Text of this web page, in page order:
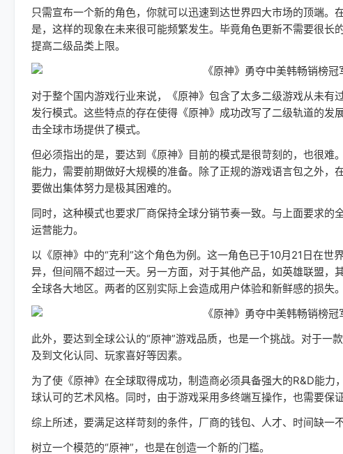
只需宣布一个新的角色，你就可以迅速到达世界四大市场的顶端。
是，这样的现象在未来很可能频繁发生。毕竟角色更新不需要很长
提高二级品类上限。
对于整个国内游戏行业来说，《原神》包含了太多二级游戏从未
发行模式。这些特点的存在使得《原神》成功改写了二级轨道的
击全球市场提供了模式。
但必须指出的是，要达到《原神》目前的模式是很苛刻的，也很
能力，需要前期做好大规模的准备。除了正规的游戏语言包之外，
要做出集体努力是极其困难的。
同时，这种模式也要求厂商保持全球分销节奏一致。与上面要求
运营能力。
以《原神》中的“克利”这个角色为例。这一角色已于10月21日在
异，但间隔不超过一天。另一方面，对于其他产品，如英雄联盟
全球各大地区。两者的区别实际上会造成用户体验和新鲜感的损失。
此外，要达到全球公认的“原神”游戏品质，也是一个挑战。对于
及到文化认同、玩家喜好等因素。
为了使《原神》在全球取得成功，制造商必须具备强大的R&D能
球认可的艺术风格。同时，由于游戏采用多终端互操作，也需要保
综上所述，要满足这样苛刻的条件，厂商的钱包、人才、时间缺一
树立一个模范的“原神”，也是在创造一个新的门槛。